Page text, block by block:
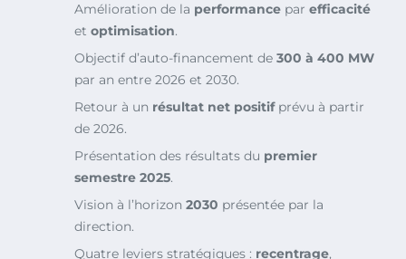
Amélioration de la performance par efficacité
et optimisation.
Objectif d’auto-financement de 300 à 400 MW
par an entre 2026 et 2030.
Retour à un résultat net positifprévu à partir
de 2026.
Présentation des résultats du premier
semestre 2025.
Vision à l’horizon 2030 présentée par la
direction.
Quatre leviers stratégiques : recentrage,